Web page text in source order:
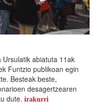
abiatuta 11ak
Funtzio publikoan egin
Besteak beste,
desagertzearen
dute. irakurri